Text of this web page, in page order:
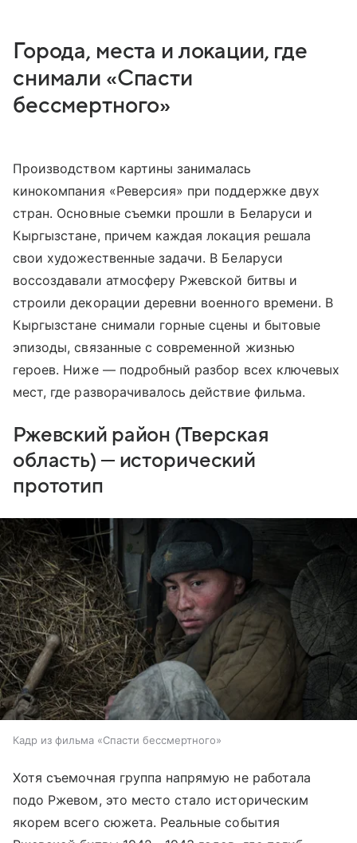
Города, места и локации, где
снимали «Спасти
бессмертного»
Производством картины занималась
кинокомпания «Реверсия» при поддержке двух
стран. Основные съемки прошли в Беларуси и
Кыргызстане, причем каждая локация решала
свои художественные задачи. В Беларуси
воссоздавали атмосферу Ржевской битвы и
строили декорации деревни военного времени. В
Кыргызстане снимали горные сцены и бытовые
эпизоды, связанные с современной жизнью
героев. Ниже — подробный разбор всех ключевых
мест, где разворачивалось действие фильма.
Ржевский район (Тверская
область) — исторический
прототип
Кадр из фильма «Спасти бессмертного»
Хотя съемочная группа напрямую не работала
подо Ржевом, это место стало историческим
якорем всего сюжета. Реальные события